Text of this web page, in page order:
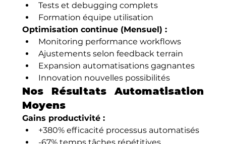
Tests et debugging complets
Formation équipe utilisation
Optimisation continue (Mensuel) :
Monitoring performance workflows
Ajustements selon feedback terrain
Expansion automatisations gagnantes
Innovation nouvelles possibilités
Nos Résultats Automatisation
Moyens
Gains productivité :
+380% efficacité processus automatisés